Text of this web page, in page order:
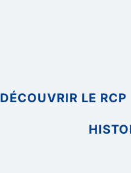
DÉCOUVRIR LE RCP